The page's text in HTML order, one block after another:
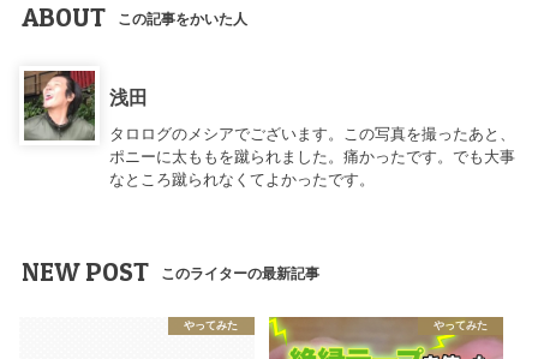
ABOUT この記事をかいた人
浅田
タロログのメシアでございます。この写真を撮ったあと、
ポニーに太ももを蹴られました。痛かったです。でも大事
なところ蹴られなくてよかったです。
NEW POST このライターの最新記事
やってみた やってみた